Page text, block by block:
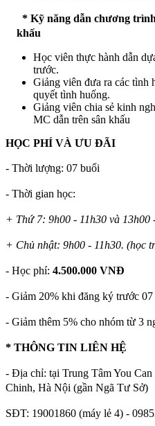
* Kỹ năng dẫn chương
khấu
Học viên thực hành dẫn
trước.
Giảng viên đưa ra các tình
quyết tình huống.
Giảng viên chia sẻ kinh
MC dẫn trên sân khấu
HỌC PHÍ VÀ ƯU ĐÃI
- Thời lượng: 07 buổi
- Thời gian học:
+ Thứ 7: 9h00 - 11h30 và 13h00
+ Chủ nhật: 9h00 - 11h30. (học
- Học phí: 4.500.000 VNĐ
- Giảm 20% khi đăng ký trước 07
- Giảm thêm 5% cho nhóm từ 3
* THÔNG TIN LIÊN HỆ
- Địa chỉ: tại Trung Tâm You
Chinh, Hà Nội (gần Ngã Tư Sở)
SĐT: 19001860 (máy lẻ 4) -